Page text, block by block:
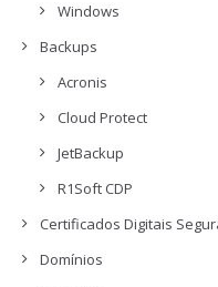
Windows
Backups
Acronis
Cloud Protect
JetBackup
R1Soft CDP
Certificados Digitais
Domínios